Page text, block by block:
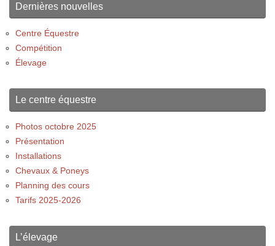
Dernières nouvelles
Centre Équestre
Compétition
Élevage
Le centre équestre
Photos octobre 2025
Présentation
Installations
Chevaux & Poneys
Planning des cours
Tarifs 2025-2026
L’élevage